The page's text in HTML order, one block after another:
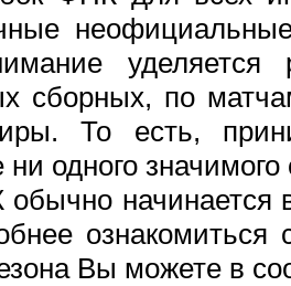
уделяется
сборных, по
То есть,
ни одного
начинается
Вы можете в